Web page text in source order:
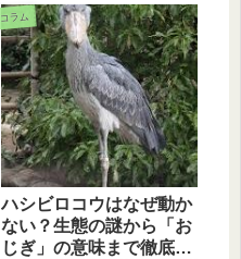
コラム
ハシビロコウはなぜ動か
ない？生態の謎から「お
じぎ」の意味まで徹底解